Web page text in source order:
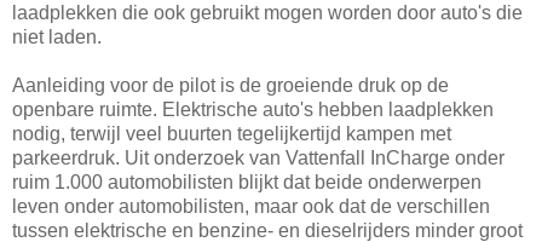
laadplekken die ook gebruikt mogen worden door auto's die
niet laden.
Aanleiding voor de pilot is de groeiende druk op de
openbare ruimte. Elektrische auto's hebben laadplekken
nodig, terwijl veel buurten tegelijkertijd kampen met
parkeerdruk. Uit onderzoek van Vattenfall InCharge onder
ruim 1.000 automobilisten blijkt dat beide onderwerpen
leven onder automobilisten, maar ook dat de verschillen
tussen elektrische en benzine- en dieselrijders minder groot